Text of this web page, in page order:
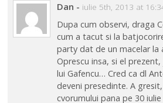
Dan - iulie 5th, 2013 at
Dupa cum observi, draga
cum a tacut si la
party dat de un macelar la
Oprescu insa, si el prezent,
lui Gafencu… Cred ca dl
deveni presedinte. A
cvorumului pana pe 30